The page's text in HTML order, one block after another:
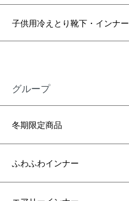
子供用冷えとり靴下・インナー
グループ
冬期限定商品
ふわふわインナー